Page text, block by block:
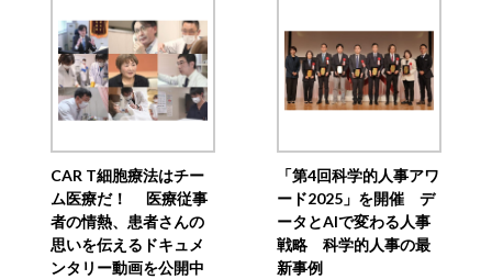
CAR T細胞療法はチー
ム医療だ！ 医療従事
者の情熱、患者さんの
思いを伝えるドキュメ
ンタリー動画を公開中
「第4回科学的人事アワ
ード2025」を開催 デ
ータとAIで変わる人事
戦略 科学的人事の最
新事例